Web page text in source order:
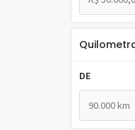
DE
90.000 km